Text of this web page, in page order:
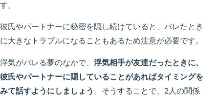
す。
彼氏やパートナーに秘密を隠し続けていると、バレたとき
に大きなトラブルになることもあるため注意が必要です。
浮気がバレる夢のなかで、 浮気相手が友達だったときに、
彼氏やパートナーに隠していることがあればタイミングを
みて話すようにしましょう 。そうすることで、2人の関係